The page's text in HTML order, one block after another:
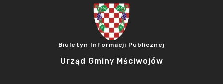
Biuletyn Informacji Publicznej
Urząd Gminy Mściwojów